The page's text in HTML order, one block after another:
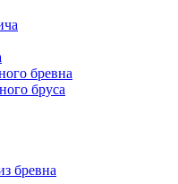
бревна
бруса
бревна